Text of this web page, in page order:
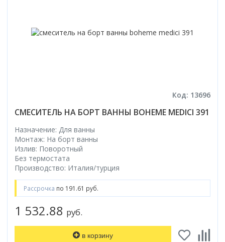
Код: 13696
СМЕСИТЕЛЬ НА БОРТ ВАННЫ BOHEME MEDICI 391
Назначение: Для ванны
Монтаж: На борт ванны
Излив: Поворотный
Без термостата
Производство: Италия/турция
Рассрочка по 191.61 руб.
1 532.88 руб.
в корзину